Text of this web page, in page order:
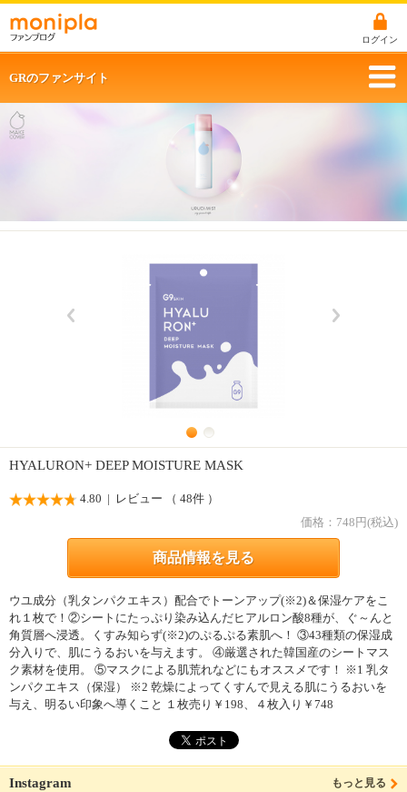
ログイン
GRのファンサイト
HYALURON+ DEEP MOISTURE MASK
4.80 | レビュー （ 48件 ）
価格： 748 円(税込)
商品情報を見る
ウユ成分（乳タンパクエキス）配合でトーンアップ(※2)＆保湿ケアをこ
れ１枚で！②シートにたっぷり染み込んだヒアルロン酸8種が、ぐ～んと
角質層へ浸透。くすみ知らず(※2)のぷるぷる素肌へ！ ③43種類の保湿成
分入りで、肌にうるおいを与えます。 ④厳選された韓国産のシートマス
ク素材を使用。 ⑤マスクによる肌荒れなどにもオススメです！ ※1 乳タ
ンパクエキス（保湿） ※2 乾燥によってくすんで見える肌にうるおいを
与え、明るい印象へ導くこと １枚売り￥198、４枚入り￥748
Instagram もっと見る